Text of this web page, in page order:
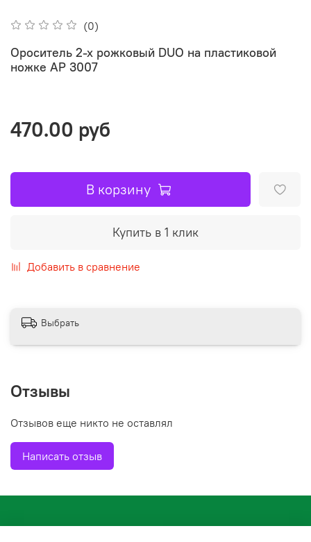
(0)
Ороситель 2-х рожковый DUO на пластиковой
ножке AP 3007
470.00 руб
В корзину
Купить в 1 клик
Добавить в сравнение
Выбрать
Отзывы
Отзывов еще никто не оставлял
Написать отзыв